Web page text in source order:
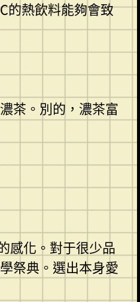
的熱飲料能夠會致
茶。別的，濃茶富
感化。對于很少品
祭典。選出本身愛